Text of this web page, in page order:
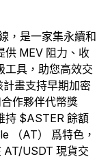
，是一家集永續和
供 MEV 阻力、收
工具，助您高效交
計畫支持早期加密
作夥伴代幣獎
持 $ASTER 餘額
（AT） 爲特色，
AT/USDT 現貨交